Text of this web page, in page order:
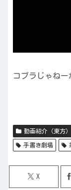
コブラじゃねー
動画紹介（東方）
手書き劇場
X